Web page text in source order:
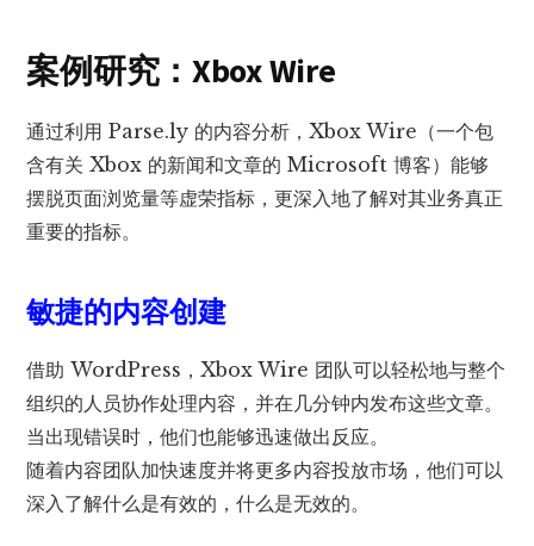
案例研究：Xbox Wire
通过利用 Parse.ly 的内容分析，Xbox Wire（一个包
含有关 Xbox 的新闻和文章的 Microsoft 博客）能够
摆脱页面浏览量等虚荣指标，更深入地了解对其业务真正
重要的指标。
敏捷的内容创建
借助 WordPress，Xbox Wire 团队可以轻松地与整个
组织的人员协作处理内容，并在几分钟内发布这些文章。
当出现错误时，他们也能够迅速做出反应。
随着内容团队加快速度并将更多内容投放市场，他们可以
深入了解什么是有效的，什么是无效的。